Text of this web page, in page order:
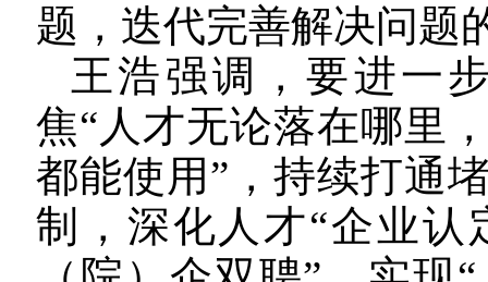
题，迭代完善解决问题
王浩强调，要进一
焦“人才无论落在哪里
都能使用”，持续打通
制，深化人才“企业认